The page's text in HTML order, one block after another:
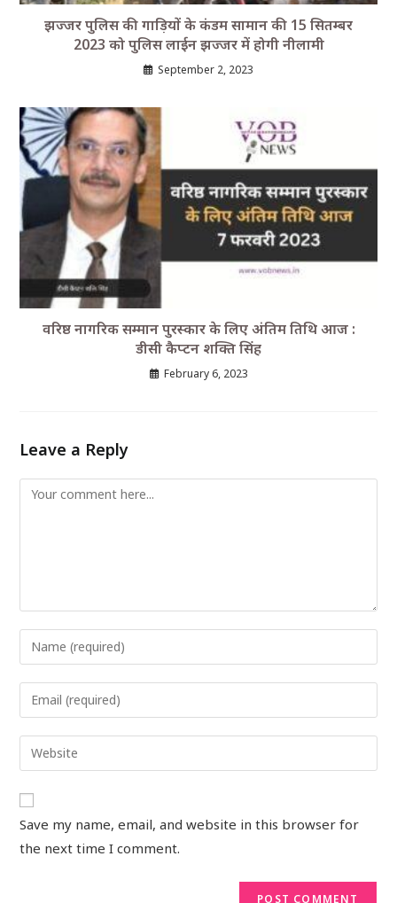
झज्जर पुलिस की गाड़ियों के कंडम सामान की 15 सितम्बर
2023 को पुलिस लाईन झज्जर में होगी नीलामी
September 2, 2023
वरिष्ठ नागरिक सम्मान पुरस्कार के लिए अंतिम तिथि आज :
डीसी कैप्टन शक्ति सिंह
February 6, 2023
Leave a Reply
Save my name, email, and website in this browser for
the next time I comment.